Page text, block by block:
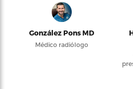
González Pons MD
Médico radiólogo